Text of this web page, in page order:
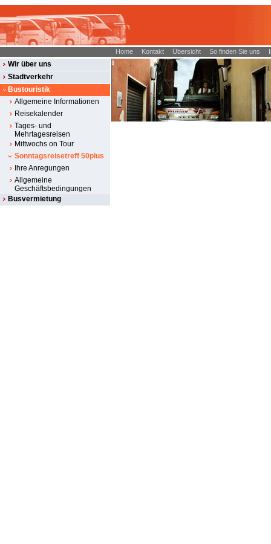
Home Kontakt Übersicht So finden Sie uns
Wir über uns
Stadtverkehr
Bustouristik
Allgemeine Informationen
Reisekalender
Tages- und
Mehrtagesreisen
Mittwochs on Tour
Sonntagsreisetreff 50plus
Ihre Anregungen
Allgemeine
Geschäftsbedingungen
Busvermietung